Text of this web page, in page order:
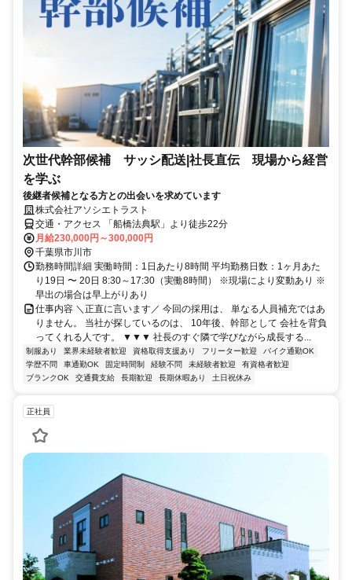
次世代幹部候補 サッシ配送|社長直伝 現場から経営
を学ぶ
後継者候補となる方との出会いを求めています
株式会社アソシエトラスト
交通・アクセス 「船橋法典駅」より徒歩22分
月給230,000円～300,000円
千葉県市川市
勤務時間詳細 実働時間：1日あたり8時間 平均勤務日数：1ヶ月あた
り19日 〜 20日 8:30～17:30（実働8時間） ※現場により変動あり ※
早出の場合は早上がりあり
仕事内容 ＼正直に言います／ 今回の採用は、 単なる人員補充ではあ
りません。 当社が探しているのは、 10年後、幹部として 会社を背負
ってくれる人です。 ▼▼▼ 社長のすぐ隣で学びながら成長する...
制服あり 業界未経験者歓迎 資格取得支援あり フリーター歓迎
バイク通勤OK
学歴不問
車通勤OK 固定時間制 経験不問 未経験者歓迎
有資格者歓迎
ブランクOK
交通費支給 長期歓迎 長期休暇あり 土日祝休み
正社員